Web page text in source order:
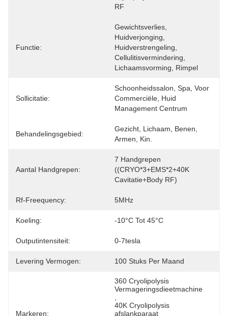
RF
Functie:
Gewichtsverlies,
Huidverjonging,
Huidverstrengeling,
Cellulitisvermindering,
Lichaamsvorming, Rimpel
Sollicitatie:
Schoonheidssalon, Spa, Voor
Commerciële, Huid
Management Centrum
Behandelingsgebied:
Gezicht, Lichaam, Benen,
Armen, Kin.
Aantal Handgrepen:
7 Handgrepen
((CRYO*3+EMS*2+40K
Cavitatie+Body RF)
Rf-Freequency: 5MHz
Koeling: -10°C Tot 45°C
Outputintensiteit: 0-7tesla
Levering Vermogen: 100 Stuks Per Maand
Markeren:
360 Cryolipolysis
Vermageringsdieetmachine
40K Cryolipolysis
afslankparaat